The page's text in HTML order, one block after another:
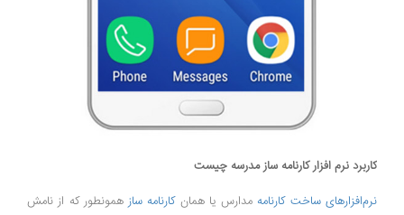
کاربرد نرم افزار کارنامه ساز مدرسه چیست
نرم‌افزارهای ساخت کارنامه مدارس یا همان کارنامه سازهمونطور که از نامش